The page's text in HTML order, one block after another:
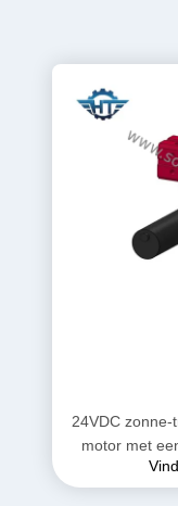
24VDC
motor met